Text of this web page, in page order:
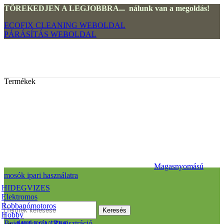
TÖREKEDJEN A LEGJOBBRA... nálunk van a megoldás!
ECOFIX CLEANING WEBOLDAL
PÁRÁSÍTÁS WEBOLDAL
Keresés
Termékek
Magasnyomású
mosók ipari használatra
HIDEGVIZES
Elektromos
Robbanómotoros
Hobby